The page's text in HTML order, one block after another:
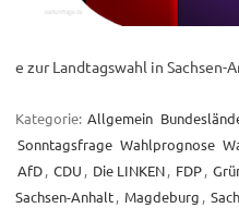
e zur Landtagswahl in Sachsen-
Kategorie: Allgemein
Sonntagsfrage Wahlprognose
AfD, CDU , Die LINKEN, FDP,
Sachsen-Anhalt, Magdeburg ,